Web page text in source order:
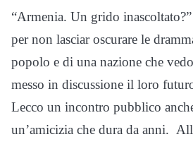
“Armenia. Un grido inascoltato?”
per non lasciar oscurare le
popolo e di una nazione che
messo in discussione il loro
Lecco un incontro pubblico
un’amicizia che dura da anni.